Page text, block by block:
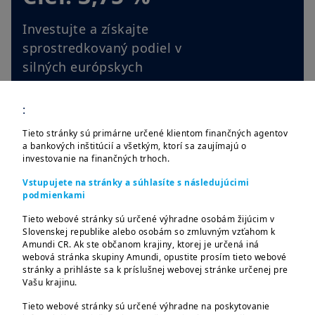
:
Tieto stránky sú primárne určené klientom finančných agentov
a bankových inštitúcií a všetkým, ktorí sa zaujímajú o
investovanie na finančných trhoch.
Vstupujete na stránky a súhlasíte s následujúcimi
podmienkami
Tieto webové stránky sú určené výhradne osobám žijúcim v
Slovenskej republike alebo osobám so zmluvným vzťahom k
Amundi CR. Ak ste občanom krajiny, ktorej je určená iná
webová stránka skupiny Amundi, opustite prosím tieto webové
stránky a prihláste sa k príslušnej webovej stránke určenej pre
Vašu krajinu.
Tieto webové stránky sú určené výhradne na poskytovanie
Investujte a získajte
sprostredkovaný podiel v
silných európskych
spoločnostiach vyplácajúcich
vysoké dividendy
Detail fondu
AMUNDI FUNDS GLOBAL
MULTI-ASSET TARGET
INCOME